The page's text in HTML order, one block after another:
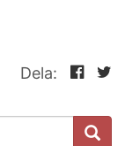
Dela: